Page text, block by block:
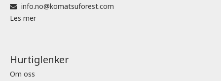
info.no@komatsuforest.com
Les mer
Hurtiglenker
Om oss